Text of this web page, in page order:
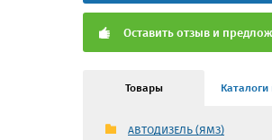
Оставить отзыв и
Товары
АВТОДИЗЕЛЬ (ЯМЗ)